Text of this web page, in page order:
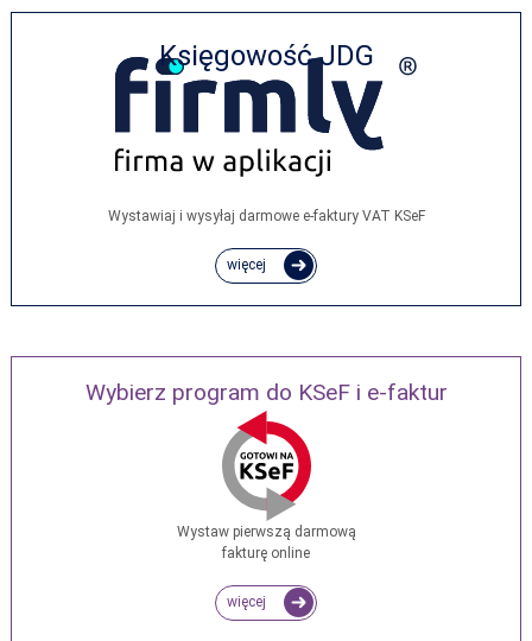
Księgowość JDG
Wystawiaj i wysyłaj darmowe e‑faktury VAT KSeF
więcej
Wybierz program do KSeF i e-faktur
Wystaw pierwszą darmową
fakturę online
więcej